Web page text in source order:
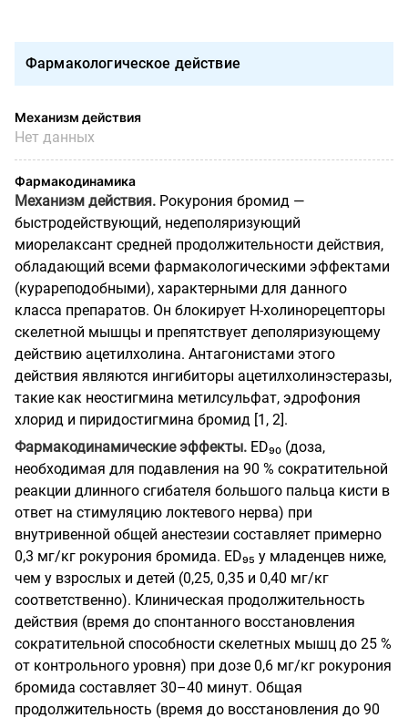
Фармакологическое действие
Механизм действия
Нет данных
Фармакодинамика
Механизм действия. Рокурония бромид —
быстродействующий, недеполяризующий
миорелаксант средней продолжительности действия,
обладающий всеми фармакологическими эффектами
(курареподобными), характерными для данного
класса препаратов. Он блокирует Н-холинорецепторы
скелетной мышцы и препятствует деполяризующему
действию ацетилхолина. Антагонистами этого
действия являются ингибиторы ацетилхолинэстеразы,
такие как неостигмина метилсульфат, эдрофония
хлорид и пиридостигмина бромид [1, 2].
Фармакодинамические эффекты. ED₉₀ (доза,
необходимая для подавления на 90 % сократительной
реакции длинного сгибателя большого пальца кисти в
ответ на стимуляцию локтевого нерва) при
внутривенной общей анестезии составляет примерно
0,3 мг/кг рокурония бромида. ED₉₅ у младенцев ниже,
чем у взрослых и детей (0,25, 0,35 и 0,40 мг/кг
соответственно). Клиническая продолжительность
действия (время до спонтанного восстановления
сократительной способности скелетных мышц до 25 %
от контрольного уровня) при дозе 0,6 мг/кг рокурония
бромида составляет 30–40 минут. Общая
продолжительность (время до восстановления до 90